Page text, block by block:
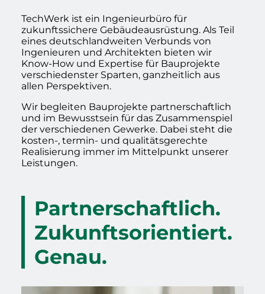
TechWerk ist ein Ingenieurbüro für
zukunftssichere Gebäudeausrüstung. Als Teil
eines deutschlandweiten Verbunds von
Ingenieuren und Architekten bieten wir
Know-How und Expertise für Bauprojekte
verschiedenster Sparten, ganzheitlich aus
allen Perspektiven.
Wir begleiten Bauprojekte partnerschaftlich
und im Bewusstsein für das Zusammenspiel
der verschiedenen Gewerke. Dabei steht die
kosten-, termin- und qualitätsgerechte
Realisierung immer im Mittelpunkt unserer
Leistungen.
Partnerschaftlich.
Zukunftsorientiert.
Genau.